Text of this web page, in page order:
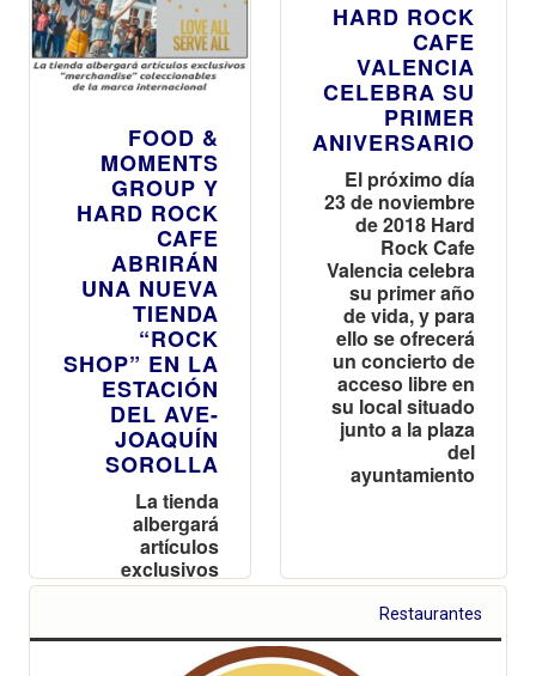
FOOD &
MOMENTS
GROUP Y
HARD ROCK
CAFE
ABRIRÁN
UNA NUEVA
TIENDA
“ROCK
SHOP” EN LA
ESTACIÓN
DEL AVE-
JOAQUÍN
SOROLLA
La tienda
albergará
artículos
exclusivos
“merchandise”
de la marca
internacional
HARD ROCK
CAFE
VALENCIA
CELEBRA SU
PRIMER
ANIVERSARIO
El próximo día
23 de noviembre
de 2018 Hard
Rock Cafe
Valencia celebra
su primer año
de vida, y para
ello se ofrecerá
un concierto de
acceso libre en
su local situado
junto a la plaza
del
ayuntamiento
Restaurantes